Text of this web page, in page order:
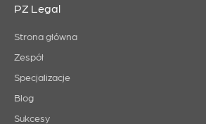
PZ Legal
Strona główna
Zespół
Specjalizacje
Blog
Sukcesy